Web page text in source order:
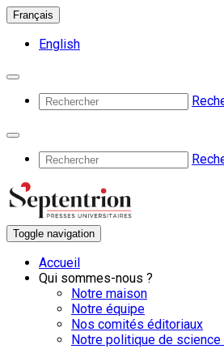
Français
English
Toggle navigation
Accueil
Qui sommes-nous ?
Notre maison
Notre équipe
Nos comités éditoriaux
Notre politique de science